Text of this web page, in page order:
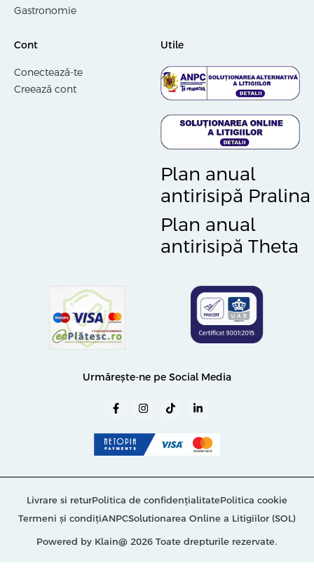
Gastronomie
Cont
Conectează-te
Creează cont
Utile
Plan anual
antirisipă Pralina
Plan anual
antirisipă Theta
Urmărește-ne pe Social Media
Powered by Klain@ 2026 Toate drepturile rezervate.
Livrare si returPolitica de confidențialitatePolitica cookie
Termeni și condițiANPCSolutionarea Online a Litigiilor (SOL)